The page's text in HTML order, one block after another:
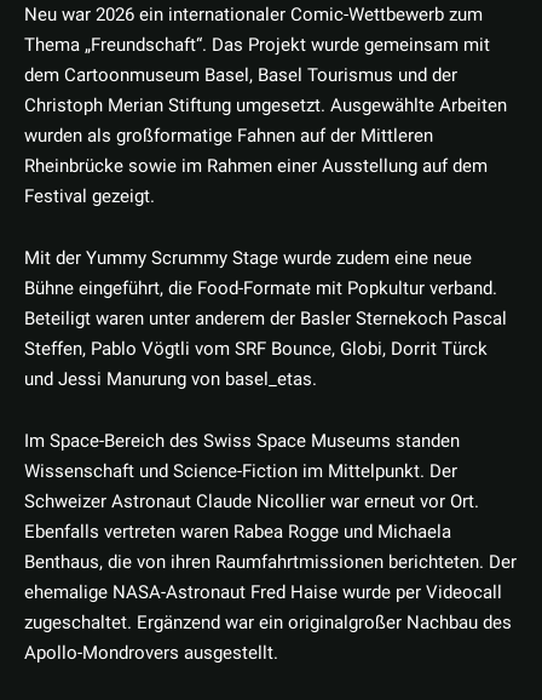
Neu war 2026 ein internationaler Comic-Wettbewerb zum
Thema „Freundschaft“. Das Projekt wurde gemeinsam mit
dem Cartoonmuseum Basel, Basel Tourismus und der
Christoph Merian Stiftung umgesetzt. Ausgewählte Arbeiten
wurden als großformatige Fahnen auf der Mittleren
Rheinbrücke sowie im Rahmen einer Ausstellung auf dem
Festival gezeigt.
Mit der Yummy Scrummy Stage wurde zudem eine neue
Bühne eingeführt, die Food-Formate mit Popkultur verband.
Beteiligt waren unter anderem der Basler Sternekoch Pascal
Steffen, Pablo Vögtli vom SRF Bounce, Globi, Dorrit Türck
und Jessi Manurung von basel_etas.
Im Space-Bereich des Swiss Space Museums standen
Wissenschaft und Science-Fiction im Mittelpunkt. Der
Schweizer Astronaut Claude Nicollier war erneut vor Ort.
Ebenfalls vertreten waren Rabea Rogge und Michaela
Benthaus, die von ihren Raumfahrtmissionen berichteten. Der
ehemalige NASA-Astronaut Fred Haise wurde per Videocall
zugeschaltet. Ergänzend war ein originalgroßer Nachbau des
Apollo-Mondrovers ausgestellt.